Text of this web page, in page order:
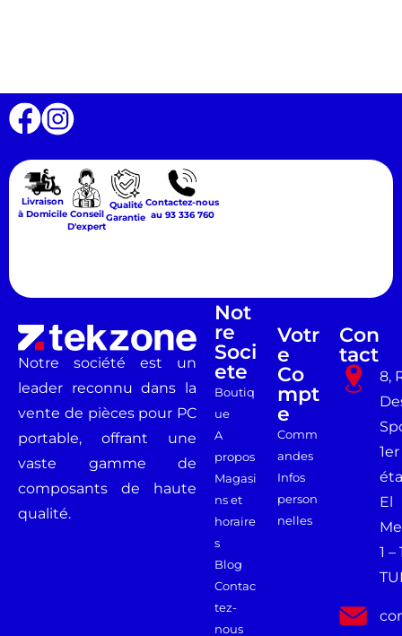
Livraison
à Domicile Conseil
D'expert
Qualité
Garantie
Contactez-nous
au 93 336 760
Notre société est un
leader reconnu dans la
vente de pièces pour PC
portable, offrant une
vaste gamme de
composants de haute
qualité.
Not
Re
Soci
Ete
Boutiq
ue
A
propos
Magasi
ns et
horaire
s
Blog
Contac
tez-
nous
Votr
E
Co
Mpt
E
Comm
andes
Infos
person
nelles
Con
Tact
8,
1er
El
1 –